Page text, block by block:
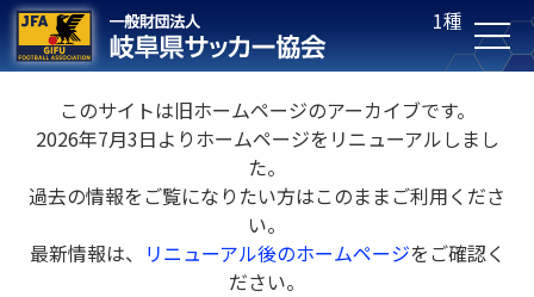
1種
このサイトは旧ホームページのアーカイブです。
2026年7月3日よりホームページをリニューアルしまし
た。
過去の情報をご覧になりたい方はこのままご利用くださ
い。
最新情報は、 リニューアル後のホームページをご確認く
ださい。